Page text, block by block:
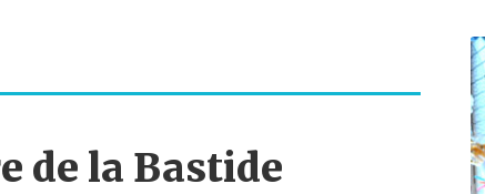
de la Bastide